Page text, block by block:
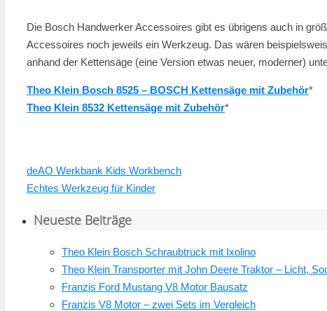
Die Bosch Handwerker Accessoires gibt es übrigens auch in
Accessoires noch jeweils ein Werkzeug. Das wären
anhand der Kettensäge (eine Version etwas neuer, moderner)
Theo Klein Bosch 8525 – BOSCH Kettensäge mit Zubehör*
Theo Klein 8532 Kettensäge mit Zubehör*
deAO Werkbank Kids Workbench
Echtes Werkzeug für Kinder
Neueste Beiträge
Theo Klein Bosch Schraubtruck mit Ixolino
Theo Klein Transporter mit John Deere Traktor – Licht,
Franzis Ford Mustang V8 Motor Bausatz
Franzis V8 Motor – zwei Sets im Vergleich